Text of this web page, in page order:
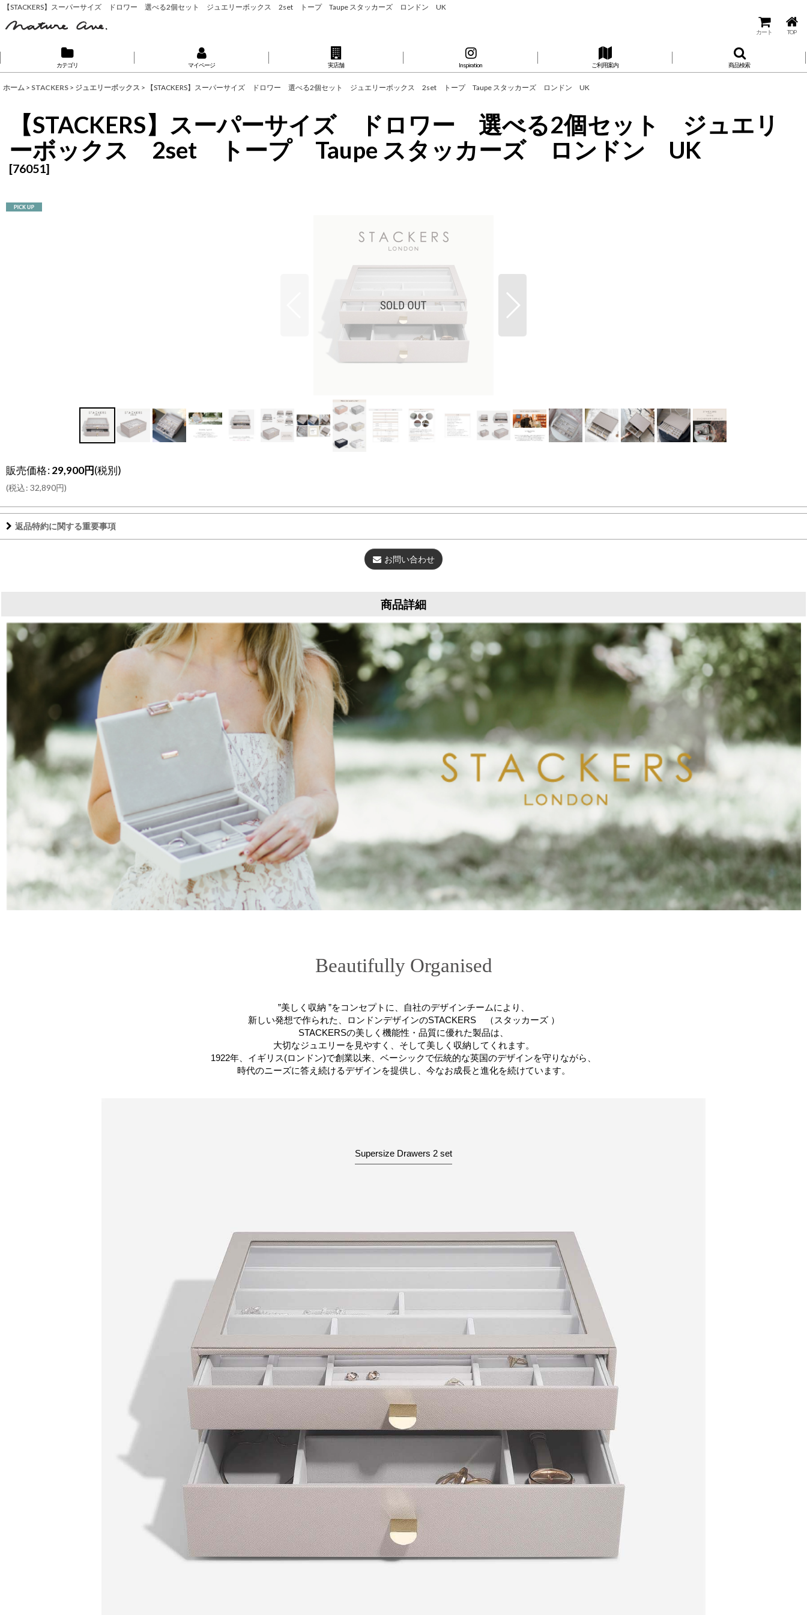
【STACKERS】スーパーサイズ ドロワー 選べる2個セット ジュエリーボックス 2set トープ Taupe スタッカーズ ロンドン UK
カート TOP
カテゴリ マイページ 実店舗 Inspiration ご利用案内 商品検索
ホーム > STACKERS > ジュエリーボックス > 【STACKERS】スーパーサイズ ドロワー 選べる2個セット ジュエリーボックス 2set トープ Taupe スタッカーズ ロンドン UK
【STACKERS】スーパーサイズ ドロワー 選べる2個セット ジュエリ
ーボックス 2set トープ Taupe スタッカーズ ロンドン UK
[76051]
販売価格:29,900円(税別)
(税込: 32,890円)
返品特約に関する重要事項
お問い合わせ
商品詳細
Beautifully Organised
”美しく収納 ”をコンセプトに、自社のデザインチームにより、
新しい発想で作られた、ロンドンデザインのSTACKERS （スタッカーズ ）
STACKERSの美しく機能性・品質に優れた製品は、
大切なジュエリーを見やすく、そして美しく収納してくれます。
1922年、イギリス(ロンドン)で創業以来、ベーシックで伝統的な英国のデザインを守りながら、
時代のニーズに答え続けるデザインを提供し、今なお成長と進化を続けています。
Supersize Drawers 2 set